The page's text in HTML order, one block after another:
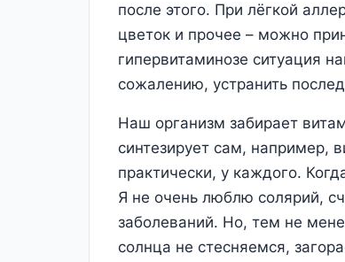
после этого. При лёгкой
цветок и прочее – можно
гипервитаминозе ситуация
сожалению, устранить
Наш организм забирает
синтезирует сам, например,
практически, у каждого.
Я не очень люблю солярий,
заболеваний. Но, тем не
солнца не стесняемся,